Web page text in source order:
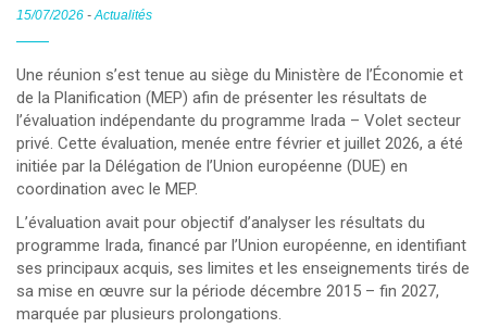
15/07/2026 -Actualités
Une réunion s’est tenue au siège du Ministère de l’Économie et
de la Planification (MEP) afin de présenter les résultats de
l’évaluation indépendante du programme Irada – Volet secteur
privé. Cette évaluation, menée entre février et juillet 2026, a été
initiée par la Délégation de l’Union européenne (DUE) en
coordination avec le MEP.
L’évaluation avait pour objectif d’analyser les résultats du
programme Irada, financé par l’Union européenne, en identifiant
ses principaux acquis, ses limites et les enseignements tirés de
sa mise en œuvre sur la période décembre 2015 – fin 2027,
marquée par plusieurs prolongations.